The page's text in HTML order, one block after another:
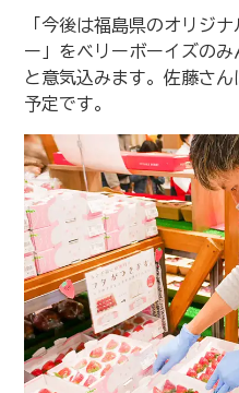
「今後は福島県のオリジ
ー」をベリーボーイズのみ
と意気込みます。佐藤さ
予定です。